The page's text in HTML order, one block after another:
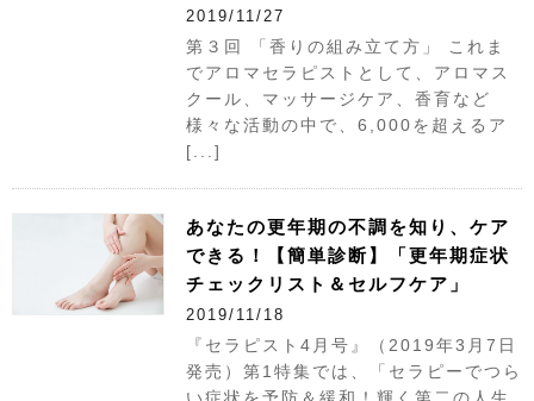
2019/11/27
第３回 「香りの組み立て方」 これま
でアロマセラピストとして、アロマス
クール、マッサージケア、香育など
様々な活動の中で、6,000を超えるア
[...]
あなたの更年期の不調を知り、ケア
できる！【簡単診断】「更年期症状
チェックリスト＆セルフケア」
2019/11/18
『セラピスト4月号』（2019年3月7日
発売）第1特集では、「セラピーでつら